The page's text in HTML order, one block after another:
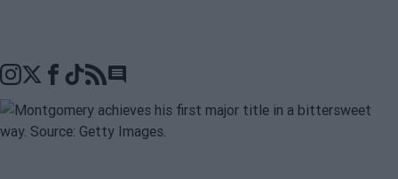
Go to comments seciton